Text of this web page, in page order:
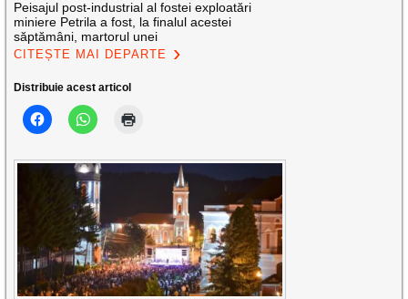
Peisajul post-industrial al fostei exploatări
miniere Petrila a fost, la finalul acestei
săptămâni, martorul unei
CITEȘTE MAI DEPARTE
Distribuie acest articol